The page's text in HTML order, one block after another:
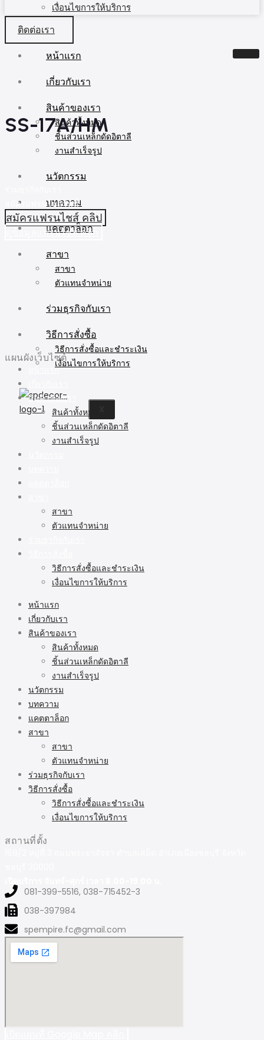
เงื่อนไขการให้บริการ
ติดต่อเรา
หน้าแรก
เกี่ยวกับเรา
สินค้าของเรา
สินค้าทั้งหมด
ชิ้นส่วนเหล็กดัดอิตาลี
งานสำเร็จรูป
นวัตกรรม
บทความ
แคตตาล็อก
สาขา
สาขา
ตัวแทนจำหน่าย
ร่วมธุรกิจกับเรา
วิธีการสั่งซื้อ
วิธีการสั่งซื้อและชำระเงิน
เงื่อนไขการให้บริการ
SS-17A/HM
สมัครแฟรนไชส์วันนี้
สมัครแฟรนไชส์ คลิป
ดูข้อมูลแฟรนไชส์ คลิก
แผนผังเว็บไซต์
หน้าแรก
สินค้าของเรา
สินค้าทั้งหมด
ชิ้นส่วนเหล็กดัดอิตาลี
งานสำเร็จรูป
สาขา
ตัวแทนจำหน่าย
วิธีการสั่งซื้อและชำระเงิน
เงื่อนไขการให้บริการ
หน้าแรก
เกี่ยวกับเรา
สินค้าของเรา
สินค้าทั้งหมด
ชิ้นส่วนเหล็กดัดอิตาลี
งานสำเร็จรูป
นวัตกรรม
บทความ
แคตตาล็อก
สาขา
สาขา
ตัวแทนจำหน่าย
ร่วมธุรกิจกับเรา
วิธีการสั่งซื้อ
วิธีการสั่งซื้อและชำระเงิน
เงื่อนไขการให้บริการ
สถานที่ตั้ง
081-399-5516, 038-715452-3
038-397984
spempire.fc@gmail.com